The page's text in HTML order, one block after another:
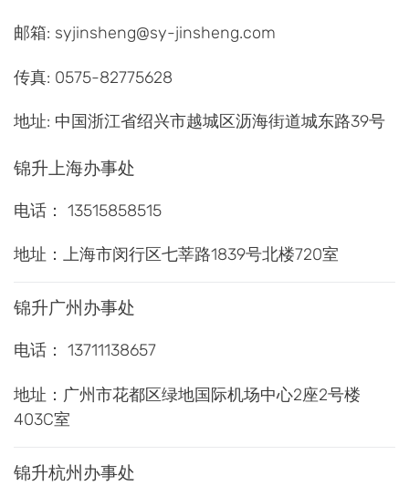
邮箱: syjinsheng@sy-jinsheng.com
传真: 0575-82775628
地址: 中国浙江省绍兴市越城区沥海街道城东路39号
锦升上海办事处
电话： 13515858515
地址：上海市闵行区七莘路1839号北楼720室
锦升广州办事处
电话： 13711138657
地址：广州市花都区绿地国际机场中心2座2号楼
403C室
锦升杭州办事处